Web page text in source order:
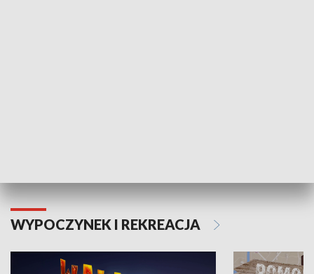
WYPOCZYNEK I REKREACJA